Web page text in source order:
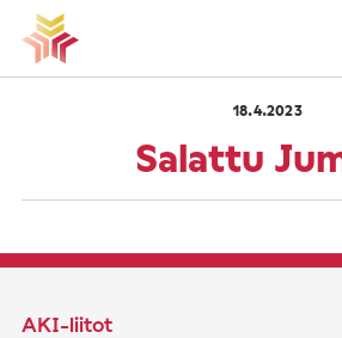
Vieritä
sisältöön
Etusivu Salattu
18.4.2023
Salattu
AKI-liitot